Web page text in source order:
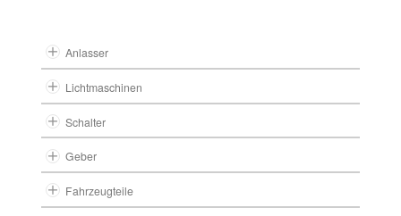
Anlasser
Lichtmaschinen
Schalter
Geber
Fahrzeugteile